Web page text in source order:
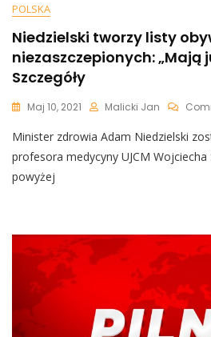
POLSKA
Niedzielski tworzy listy
niezaszczepionych: „Mają
Szczegóły
Maj 10, 2021 Malicki Jan
Minister zdrowia Adam Niedzielski
profesora medycyny UJCM
powyżej